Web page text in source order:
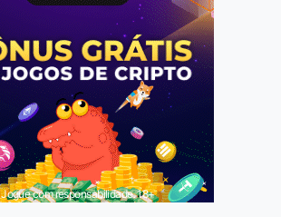
Jogue com responsabilidade. 18+